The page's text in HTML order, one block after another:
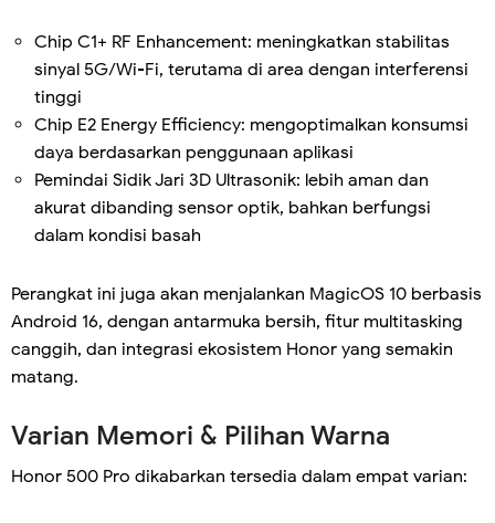
Chip C1+ RF Enhancement: meningkatkan stabilitas
sinyal 5G/Wi-Fi, terutama di area dengan interferensi
tinggi
Chip E2 Energy Efficiency: mengoptimalkan konsumsi
daya berdasarkan penggunaan aplikasi
Pemindai Sidik Jari 3D Ultrasonik: lebih aman dan
akurat dibanding sensor optik, bahkan berfungsi
dalam kondisi basah
Perangkat ini juga akan menjalankan MagicOS 10 berbasis
Android 16, dengan antarmuka bersih, fitur multitasking
canggih, dan integrasi ekosistem Honor yang semakin
matang.
Varian Memori & Pilihan Warna
Honor 500 Pro dikabarkan tersedia dalam empat varian: